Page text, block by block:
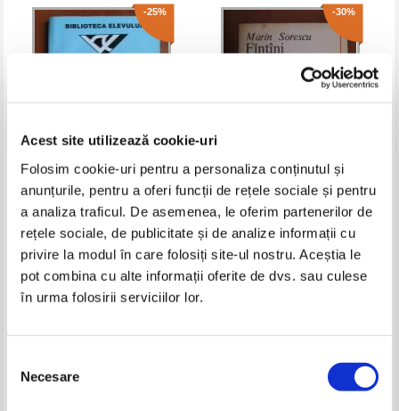
Acest site utilizează cookie-uri
Folosim cookie-uri pentru a personaliza conținutul și
anunțurile, pentru a oferi funcții de rețele sociale și pentru
a analiza traficul. De asemenea, le oferim partenerilor de
rețele sociale, de publicitate și de analize informații cu
privire la modul în care folosiți site-ul nostru. Aceștia le
pot combina cu alte informații oferite de dvs. sau culese
în urma folosirii serviciilor lor.
consimțământului
Necesare
-25%
nelinisti. Versuri si proza
Pret:12,00Lei 9,00 Lei
Adaugă în coș
-30%
Pret:12,00Lei 8,40 Lei
Adaugă în coș